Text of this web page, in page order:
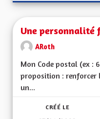
Une personnalité
ARoth
Mon Code postal (ex :
proposition : renforcer
un...
CRÉÉ LE